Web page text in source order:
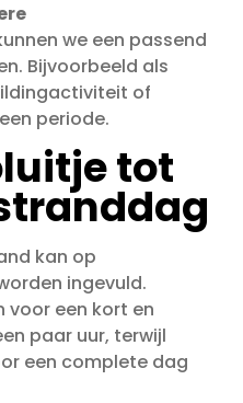
we een passend
Bijvoorbeeld als
of
periode.
tot
kan op
ingevuld.
voor een kort en
paar uur, terwijl
een complete dag